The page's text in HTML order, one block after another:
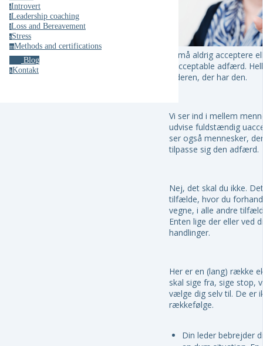
iIntrovert
lLeadership coaching
lLoss and Bereavement
sStress
mMethods and certifications
Blog
kKontakt
Vi må aldrig acceptere
uacceptable adfærd.
lederen, der har den.
Vi ser ind i mellem
udvise fuldstændig
ser også mennesker,
tilpasse sig den adfærd.
Nej, det skal du ikke.
tilfælde, hvor du
vegne, i alle andre
Enten lige der eller ved
handlinger.
Her er en (lang) række
skal sige fra, sige stop,
vælge dig selv til. De er
rækkefølge.
Din leder bebrejder